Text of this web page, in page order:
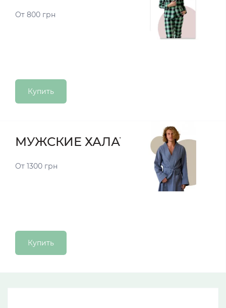
От 800 грн
Купить
МУЖСКИЕ ХАЛАТЫ
От 1300 грн
Купить